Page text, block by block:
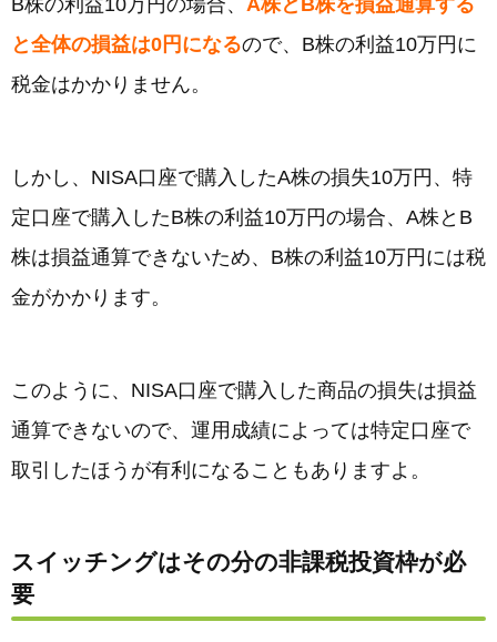
B株の利益10万円の場合、 A株とB株を損益通算する
と全体の損益は0円になるので、B株の利益10万円に
税金はかかりません。
しかし、NISA口座で購入したA株の損失10万円、特
定口座で購入したB株の利益10万円の場合、A株とB
株は損益通算できないため、B株の利益10万円には税
金がかかります。
このように、NISA口座で購入した商品の損失は損益
通算できないので、運用成績によっては特定口座で
取引したほうが有利になることもありますよ。
スイッチングはその分の非課税投資枠が必
要